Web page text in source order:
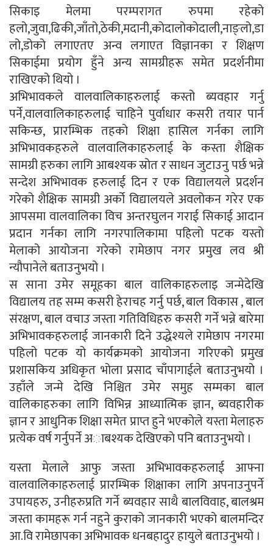
सिकाइ मेलमा परम्परागत रुपमा रहेको
हलो,जुवा,ढिकी,जाँतो,ठेकी,मदानी,कोदालोकोदाली,नाङ्लो,डा
लो,डोको लगाएतए अन्व लगाएत विज्ञानका र शिक्षण
सिकाईमा प्रयोग हुँने अन्य सामग्रीहरू समेत प्रदर्शनीमा
राखिएको थियो ।
अभिभावकले वालवालिकाहरुलाई कस्तो ब्यवहार गर्नु
पर्ने,वालवालिकाहरुलाई चाहिने पुर्वाधार कसरी तयार पार्न
सकिन्छ, प्रारम्भिक तहको शिक्षा हासिल गर्नका लागि
अभिभावकहरुले वालवालिकाहरुलाई के कस्ता शैक्षिक
सामग्री हरुका लागि आबश्यक स्रोत र साधन जुटाउनु पर्छ भन्ने
सन्देश अभिभावक हरुलाई दिन र एक विद्यालयले प्रदर्शन
गरेको शैक्षिक सामग्री अर्को विद्यालयले अवलोकन गरेर एक
आपसमा वालवालिका विच अन्तरघुलन गराई सिकाई आदान
प्रदान गर्नका लागि नगरपालिकामा पहिलो पटक यस्तो
मेलाको आयोजना गरेको रामेछाप नगर प्रमुख लव श्री
न्यौपानेले बताउनुभयो ।
स साना उमेर समूहका बाल वालिकाहरुलाइ जन्मेदेखि
विद्यालय तह सम्म कसरी हेराचह गर्नु पर्छ, बाल विकास , बाल
संरक्षण, बाल वचाउ जस्ता गतिविधिहरु कसरी गर्ने भन्ने बारेमा
अभिभावकहरुलाई जानकारी दिने उद्धेश्यले रामेछाप नगरमा
पहिलो पटक यो कार्यक्रमको आयोजना गरिएको प्रमुख
प्रशासकिय अधिकृत भोला प्रसाद चाँपागाईले बताउनुभयो ।
उहाँले जन्मे देखि निश्चित उमेर समुह सम्मका बाल
वालिकाहरुका लागि विभिन्न आध्यात्मिक ज्ञान, ब्यवहारीक
ज्ञान र आधुनिक शिक्षा समेत प्राप्त हुने भएकोले यस्ता मेलाहरु
प्रत्येक वर्ष गर्नुपर्ने अाबश्यक देखिएकाे पनि बताउनुभयाे ।
यस्ता मेलाले आफु जस्ता अभिभावकहरुलाई आफ्ना
वालवालिकाहरुलाई प्रारम्भिक शिक्षाका लागि अपनाउनुपर्ने
उपायहरु, उनीहरुप्रति गर्ने ब्यवहार साथै बालविवाह, बालश्रम
जस्ता कामहरू गर्न नहुने कुराको जानकारी भएको बालमन्दिर
आ.वि रामेछापका अभिभावक धनबहादुर हायुले बताउनुभयो ।